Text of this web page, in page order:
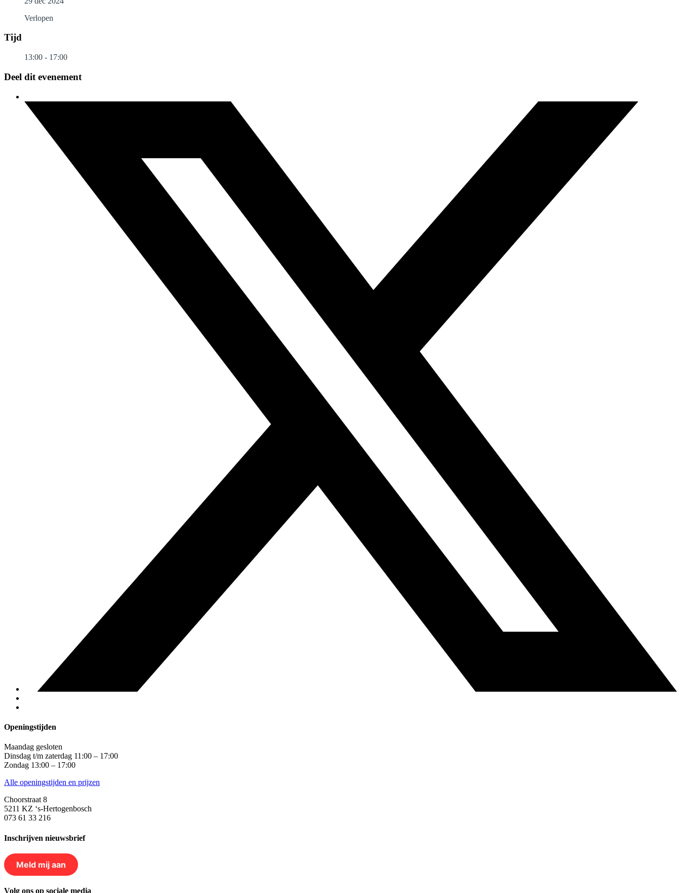
Verlopen
Tijd
13:00 - 17:00
Deel dit evenement
Openingstijden
Maandag gesloten
Dinsdag t/m zaterdag 11:00 – 17:00
Zondag 13:00 – 17:00
Alle openingstijden en prijzen
Choorstraat 8
5211 KZ ‘s-Hertogenbosch
073 61 33 216
Inschrijven nieuwsbrief
Meld mij aan
Volg ons op sociale media